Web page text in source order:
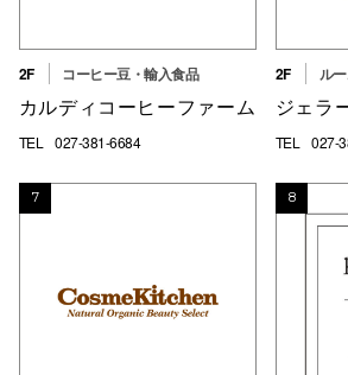
2F コーヒー豆・輸入食品
カルディコーヒーファーム
TEL 027-381-6684
2F ル
ジェラ
TEL 027-
7 8